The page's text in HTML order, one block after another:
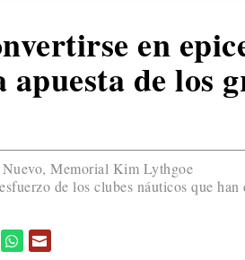
en
de los
Nuevo, Memorial Kim Lythgoe
de los clubes náuticos que han